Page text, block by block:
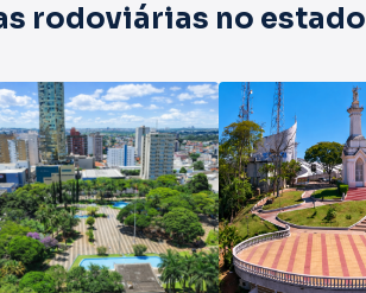
rodoviárias no estado